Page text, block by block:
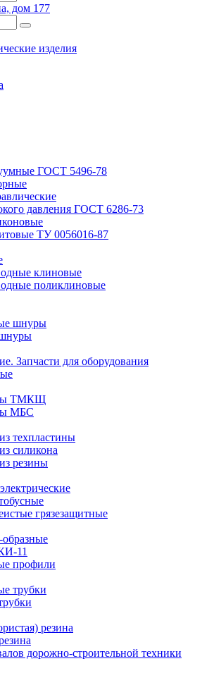
дом 177
ГОСТ 5496-78
давления ГОСТ 6286-73
ТУ 0056016-87
клиновые
поликлиновые
шнуры
Запчасти для оборудования
ТМКЩ
МБС
техпластины
силикона
резины
грязезащитные
11
профили
трубки
резина
дорожно-строительной техники